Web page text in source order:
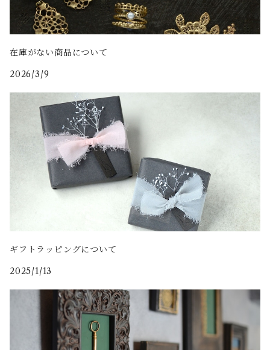
在庫がない商品について
2026/3/9
ギフトラッピングについて
2025/1/13